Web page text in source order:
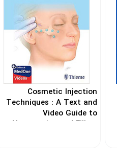
Cosmetic Injection
Techniques : A Text and
Video Guide to
Neurotoxins and Fillers